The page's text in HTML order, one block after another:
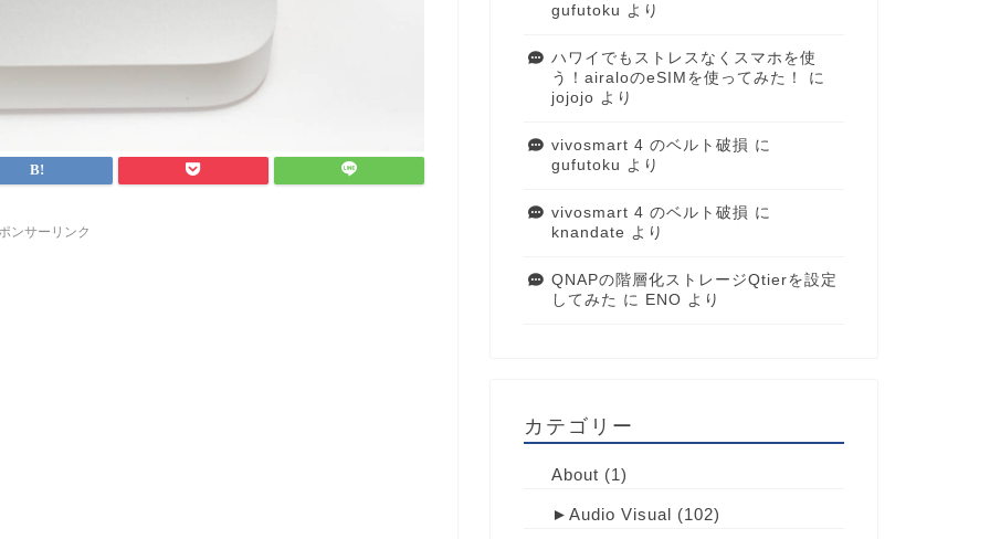
ンサーリンク
gufutoku より
ハワイでもストレスなくスマホを使
う！airaloのeSIMを使ってみた！
に
jojojo より
vivosmart 4 のベルト破損 に
gufutoku より
vivosmart 4 のベルト破損 に
knandate より
QNAPの階層化ストレージQtierを設定
してみた に ENO より
カテゴリー
About (1)
► Audio Visual (102)